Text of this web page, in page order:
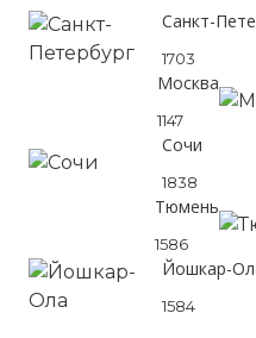
Санкт-
1703
Москва
1147
Сочи
1838
Тюмень
1586
Йошкар-
1584